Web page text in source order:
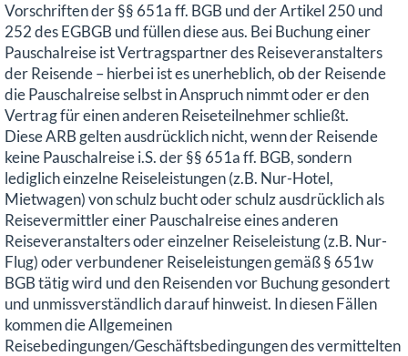
Vorschriften der §§ 651a ff. BGB und der Artikel 250 und
252 des EGBGB und füllen diese aus. Bei Buchung einer
Pauschalreise ist Vertragspartner des Reiseveranstalters
der Reisende – hierbei ist es unerheblich, ob der Reisende
die Pauschalreise selbst in Anspruch nimmt oder er den
Vertrag für einen anderen Reiseteilnehmer schließt.
Diese ARB gelten ausdrücklich nicht, wenn der Reisende
keine Pauschalreise i.S. der §§ 651a ff. BGB, sondern
lediglich einzelne Reiseleistungen (z.B. Nur-Hotel,
Mietwagen) von schulz bucht oder schulz ausdrücklich als
Reisevermittler einer Pauschalreise eines anderen
Reiseveranstalters oder einzelner Reiseleistung (z.B. Nur-
Flug) oder verbundener Reiseleistungen gemäß § 651w
BGB tätig wird und den Reisenden vor Buchung gesondert
und unmissverständlich darauf hinweist. In diesen Fällen
kommen die Allgemeinen
Reisebedingungen/Geschäftsbedingungen des vermittelten